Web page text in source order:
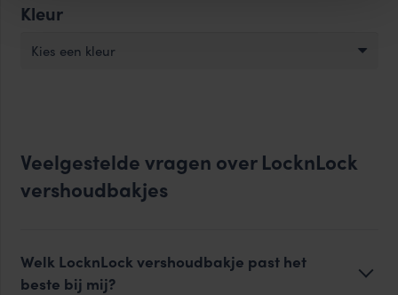
Kleur
Kies een kleur
Veelgestelde vragen over LocknLock
vershoudbakjes
Welk LocknLock vershoudbakje past het
beste bij mij?